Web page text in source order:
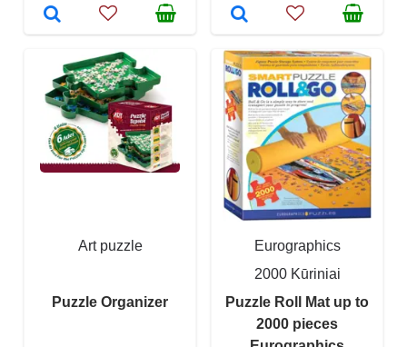
Art puzzle
Puzzle Organizer
Eurographics
2000 Kūriniai
Puzzle Roll Mat up to
2000 pieces